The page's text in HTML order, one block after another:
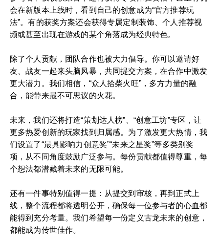
会在新版本上线时，看到自己的创意成为“官方推荐玩
法”。有的获奖方案还会获得专属定制装饰、个人推荐视
频或甚至出现在游戏的某个角落成为经典特色。
除了个人贡献，团队合作也被大力倡导。你可以邀请好
友、战友一起来头脑风暴，共同提交方案，在合作中激发
更大潜力。我们相信，“众人拾柴火旺”，多方力量的融
合，能带来最不可思议的火花。
未来，我们还将打造“策划达人榜”、“创意工坊”专区，让
更多热爱创新的玩家找到归属感。为了激发更大热情，我
们设置了“最具影响力创意奖”“未来之星奖”等多类别奖
项，从不同角度鼓励广泛参与。每份贡献都值得尊重，每
个想法都潜藏着未来的无限可能。
还有一件事特别值得一提：从提交到审核，再到正式上
线，整个流程都将透明公开，确保每一位参与者的心血都
能得到充分考量。我们希望每一份定义古龙未来的创意，
都能成为传世佳作。